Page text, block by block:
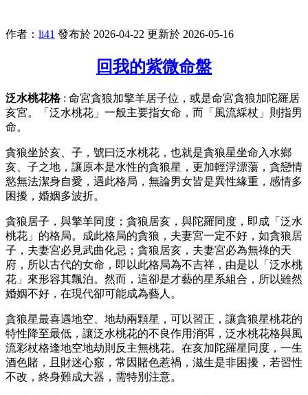
作者： li41 發布於 2026-04-22 更新於 2026-05-16
回我的紫微命盤
泛水桃花格: 命宮貪狼加擎羊居子位，或是命宮貪狼加陀羅居
亥宮。「泛水桃花」一般主要指女命，而「風流綵杖」則指男
命。
貪狼坐於亥、子，號曰泛水桃花，也就是貪狼星坐命入水鄉
亥、子之地，讓原本是水性的貪狼星，更加輕浮漂蕩，貪戀情
慾無法潔身自愛，遇此格局，無論男女皆是異性緣重，感情多
困擾，婚姻多波折。
貪狼居子，與擎羊同度；貪狼居亥，與陀羅同度，即成「泛水
桃花」的格局。成此格局的貪狼，夫妻宮一定不好，如貪狼居
子，夫妻宮必見武曲化忌；貪狼居亥，夫妻宮必為無祿的天
府，所以古代的女命，即以此格局為不吉祥，由是以「泛水桃
花」來形容其飄泊。然而，這卻是才藝的星系組合，所以雖然
婚姻不好，在現代卻可能成為藝人。
貪狼星最喜遇地空、地劫兩顆星，可以習正，讓貪狼星桃花的
特性降至最低，讓泛水桃花的不良作用消弭，泛水桃花格與風
流彩杖格逢地空地劫則反主無桃花。在亥加陀羅星同度，一生
酒色賭，且財迷心竅，常因賭色惹禍，滋生是非困擾，若習性
不改，終身難成大器，需特別注意。